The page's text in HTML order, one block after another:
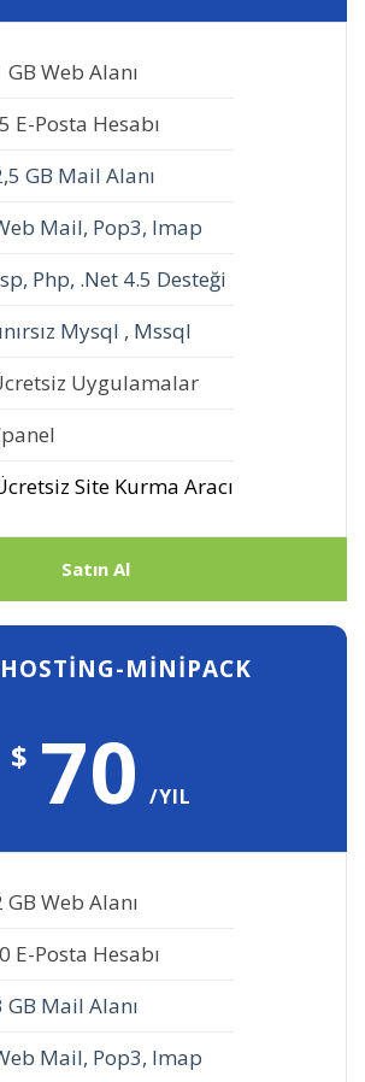
GB Web Alanı
E-Posta Hesabı
GB Mail Alanı
Mail, Pop3, Imap
Php, .Net 4.5 Desteği
Mysql , Mssql
Uygulamalar
Site Kurma Aracı
Satın Al
MINIPACK
$70/YIL
GB Web Alanı
E-Posta Hesabı
GB Mail Alanı
Mail, Pop3, Imap